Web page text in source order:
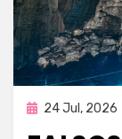
Publicada
24 Jul, 2026